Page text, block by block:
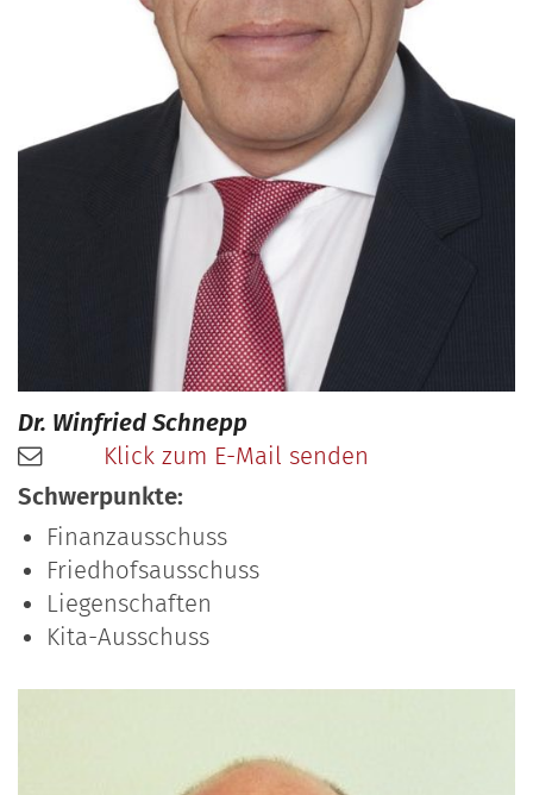
Dr. Winfried Schnepp
Klick zum E-Mail senden
Schwerpunkte:
Finanzausschuss
Friedhofsausschuss
Liegenschaften
Kita-Ausschuss